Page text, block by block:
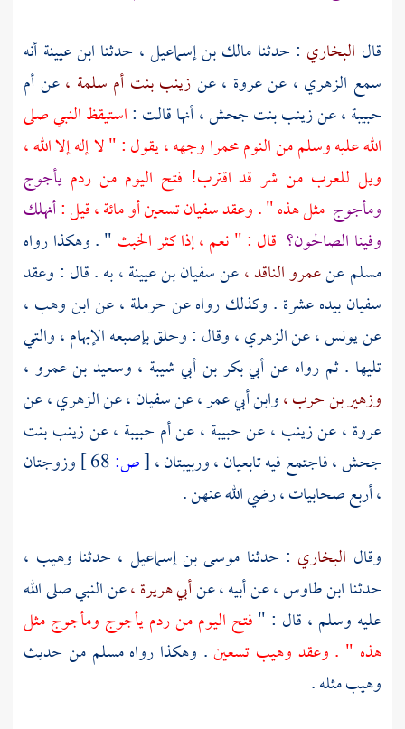
قال البخاري : حدثنا مالك بن إسماعيل ، حدثنا ابن عيينة أنه
سمع الزهري ، عنعروة ،عنزينب بنت أم سلمة ،عنأم
حبيبة ،عنزينب بنت جحش ،أنها قالت :استيقظ النبي صلى
الله عليه وسلم من النوم محمرا وجهه ، يقول : " لا إله إلا الله ،
ويل للعرب من شر قد اقترب! فتح اليوم من ردم يأجوج
ومأجوج مثل هذه " . وعقدسفيانتسعين أو مائة ، قيل :أنهلك
وفينا الصالحون؟ قال : " نعم ، إذا كثر الخبث" . وهكذا رواه
مسلمعنعمرو الناقد ،عنسفيان بن عيينة ،به . قال : وعقد
سفيانبيده عشرة . وكذلك رواه عنحرملة ،عنابن وهب ،
عنيونس ،عنالزهري ،وقال : وحلق بإصبعه الإبهام ، والتي
تليها . ثم رواه عنأبي بكر بن أبي شيبة ، وسعيد بن عمرو ،
وزهير بن حرب ،وابن أبي عمر ،عنسفيان ،عنالزهري ،عن
عروة ،عنزينب ،عنحبيبة ،عنأم حبيبة ،عنزينب بنت
جحش ،فاجتمع فيه تابعيان ، وربيبتان ،[ص:
وزوجتان
، أربع صحابيات ، رضي الله عنهن .
وقال البخاري : حدثنا موسى بن إسماعيل ، حدثنا وهيب ،
حدثناابن طاوس ،عن أبيه ، عنأبي هريرة ،عن النبي صلى الله
عليه وسلم ، قال : "فتح اليوم من ردم يأجوج ومأجوج مثل
هذه " . وعقد وهيب تسعين. وهكذا رواهمسلممن حديث
وهيبمثله .